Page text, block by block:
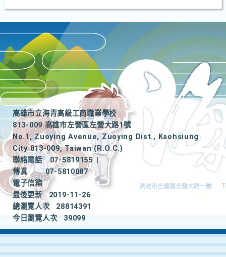
高雄市立海青高級工商職業學校
813-009 高雄市左營區左營大路1號
No.1, Zuoying Avenue, Zuoying Dist., Kaohsiung
City 813-009, Taiwan (R.O.C.)
聯絡電話
07-5819155
|
傳真
07-5810087
電子信箱
最後更新
2019-11-26
總瀏覽人次
28814391
今日瀏覽人次
39099